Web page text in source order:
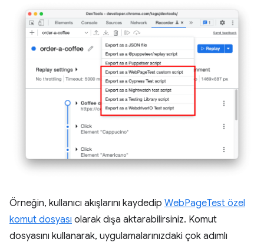
Örneğin, kullanıcı akışlarını kaydedip WebPageTest özel
komut dosyası olarak dışa aktarabilirsiniz. Komut
dosyasını kullanarak, uygulamalarınızdaki çok adımlı